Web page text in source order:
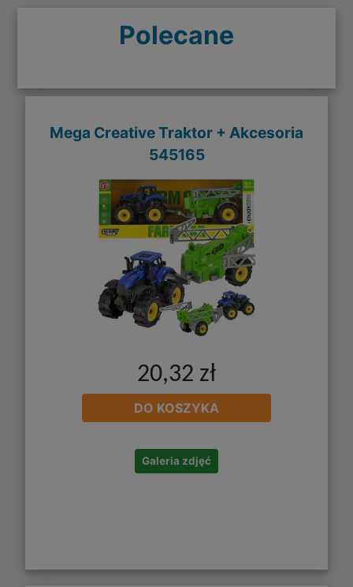
Polecane
Mega Creative Traktor + Akcesoria
545165
20,32 zł
DO KOSZYKA
Galeria zdjęć